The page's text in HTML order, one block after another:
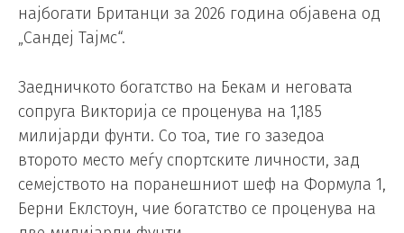
најбогати Британци за 2026 година објавена од
„Сандеј Тајмс“.
Заедничкото богатство на Бекам и неговата
сопруга Викторија се проценува на 1,185
милијарди фунти. Со тоа, тие го зазедоа
второто место меѓу спортските личности, зад
семејството на поранешниот шеф на Формула 1,
Берни Еклстоун, чие богатство се проценува на